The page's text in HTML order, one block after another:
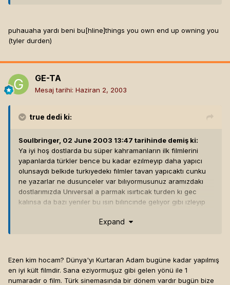
puhauaha yardı beni bu[hline]things you own end up owning you
(tyler durden)
GE-TA
Mesaj tarihi: Haziran 2, 2003
true dedi ki:
Soulbringer, 02 June 2003 13:47 tarihinde demiş ki:
Ya iyi hoş dostlarda bu süper kahramanların ilk filmlerini
yapanlarda türkler bence bu kadar ezılmeyıp daha yapıcı
olunsaydı belkıde turkıyedekı fılmler tavan yapıcaktı cunku
ne yazarlar ne dusunceler var bılıyormusunuz aramızdakı
dostlarımızda Unıversal a parmak ısırtıcak turden kı gec
kalınsa da bazı yenıler bu ısın bılıncınde gelıyor gıbı ızleyıp
Ama ılk once Su Televole mantalıtelerıne ıyı bır sktır cekmek
Expand
Ezen kim hocam? Dünya'yı Kurtaran Adam bugüne kadar yapılmış
en iyi kült filmdir. Sana eziyormuşuz gibi gelen yönü ile 1
numaradır o film. Türk sinemasında bir dönem vardır bugün bize